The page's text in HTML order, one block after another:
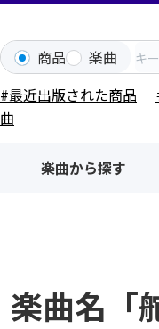
商品 楽曲
#最近出版された商品
曲
楽曲から探す
楽曲名「